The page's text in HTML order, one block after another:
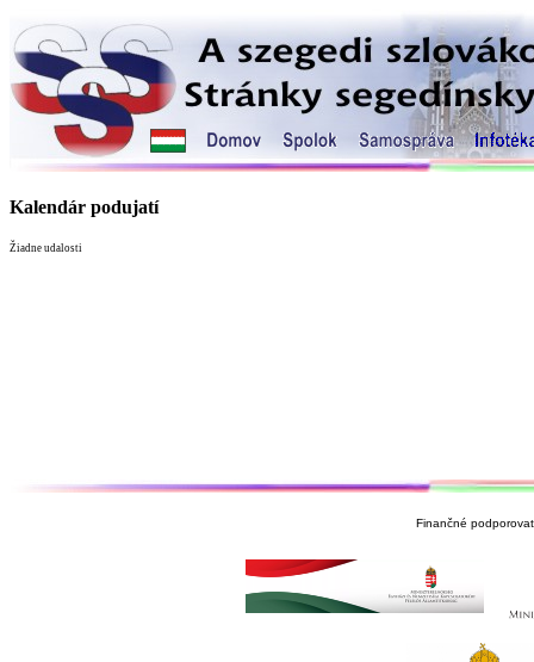
Kalendár podujatí
Žiadne udalosti
Finančné